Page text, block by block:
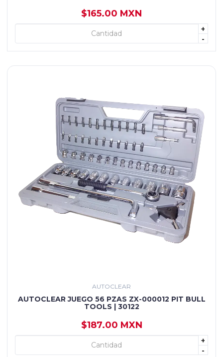
$165.00 MXN
+
-
+ AGREGAR
AUTOCLEAR
AUTOCLEAR JUEGO 56 PZAS ZX-000012 PIT BULL
TOOLS | 30122
$187.00 MXN
+
-
+ AGREGAR